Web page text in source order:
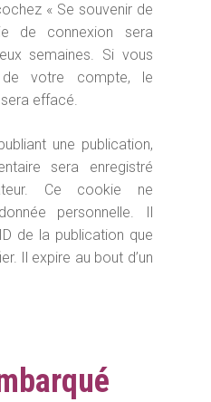
« Se souvenir de
de connexion sera
semaines. Si vous
de votre compte, le
effacé.
une publication,
sera enregistré
Ce cookie ne
personnelle. Il
de la publication que
Il expire au bout d’un